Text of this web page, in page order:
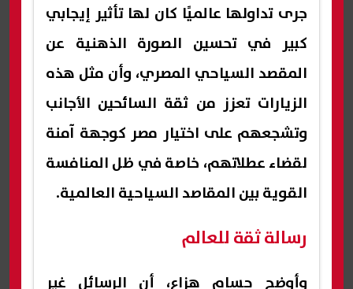
جرى تداولها عالميًا كان لها تأثير إيجابي
كبير في تحسين الصورة الذهنية عن
المقصد السياحي المصري، وأن مثل هذه
الزيارات تعزز من ثقة السائحين الأجانب
وتشجعهم على اختيار مصر كوجهة آمنة
لقضاء عطلاتهم، خاصة في ظل المنافسة
القوية بين المقاصد السياحية العالمية.
رسالة ثقة للعالم
وأوضح حسام هزاع، أن الرسائل غير